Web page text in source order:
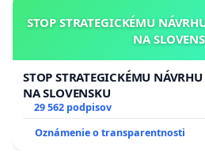
STOP STRATEGICKÉMU
NA
STOP STRATEGICKÉMU
NA SLOVENSKU
29 562 podpisov
Oznámenie o transparentnosti